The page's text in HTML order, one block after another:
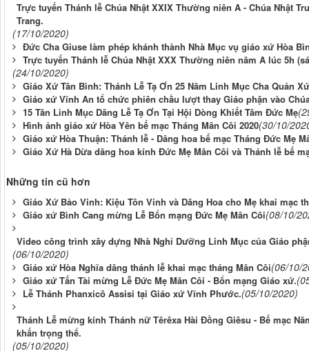
Trực tuyến Thánh lễ Chúa Nhật XXIX Thường niên A - Chúa Nhật
Trang.
(17/10/2020)
Đức Cha Giuse làm phép khánh thành Nhà Mục vụ giáo xứ Hòa
Trực tuyến Thánh lễ Chúa Nhật XXX Thường niên năm A lúc 5h
(24/10/2020)
Giáo Xứ Tân Bình: Thánh Lễ Tạ Ơn 25 Năm Linh Mục Cha Quản
Giáo xứ Vĩnh An tổ chức phiên chầu lượt thay Giáo phận vào
15 Tân Linh Mục Dâng Lễ Tạ Ơn Tại Hội Dòng Khiết Tâm Đức Mẹ
Hình ảnh giáo xứ Hòa Yên bế mạc Tháng Mân Côi 2020(30/10/
Giáo xứ Hòa Thuận: Thánh lễ - Dâng hoa bế mạc Tháng Đức Mẹ
Giáo Xứ Hà Dừa dâng hoa kính Đức Mẹ Mân Côi và Thánh lễ bế
Những tin cũ hơn
Giáo Xứ Bảo Vinh: Kiệu Tôn Vinh và Dâng Hoa cho Mẹ khai mạc
Giáo xứ Bình Cang mừng Lễ Bổn mạng Đức Mẹ Mân Côi(08/10/
Video công trình xây dựng Nhà Nghỉ Dưỡng Linh Mục của Giáo
(06/10/2020)
Giáo xứ Hòa Nghĩa dâng thánh lễ khai mạc tháng Mân Côi(06/10/
Giáo xứ Tấn Tài mừng Lễ Đức Mẹ Mân Côi - Bổn mạng Giáo xứ.
Lễ Thánh Phanxicô Assisi tại Giáo xứ Vĩnh Phước.(05/10/2020)
Thánh Lễ mừng kính Thánh nữ Têrêxa Hài Đồng Giêsu - Bế mạc
khấn trọng thể.
(05/10/2020)